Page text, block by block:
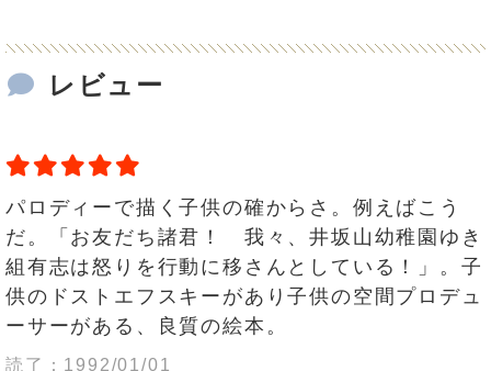
レビュー
パロディーで描く子供の確からさ。例えばこう
だ。「お友だち諸君！ 我々、井坂山幼稚園ゆき
組有志は怒りを行動に移さんとしている！」。子
供のドストエフスキーがあり子供の空間プロデュ
ーサーがある、良質の絵本。
読了：1992/01/01